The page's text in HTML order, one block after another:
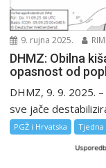
9. rujna 2025.
DHMZ: Obilna
opasnost od
DHMZ, 9. 9. 2025.
sve jače
PGŽ i Hrvatska Tjedna